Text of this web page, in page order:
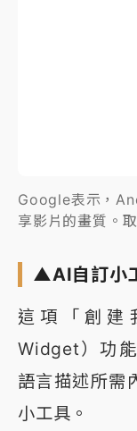
Google表示，
享影片的畫質。
▲AI自訂小
這項「創建
Widget）功
語言描述所需
小工具。